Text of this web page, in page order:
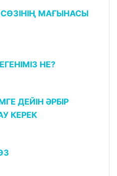
МАҒЫНАСЫ
НЕ?
ДЕЙІН ӘРБІР
КЕРЕК